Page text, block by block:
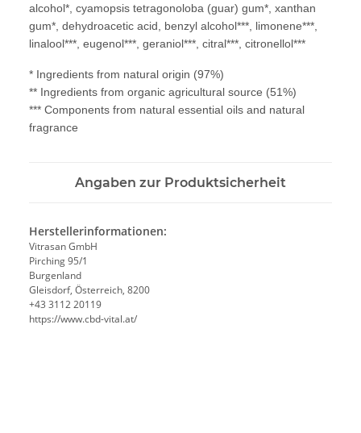
alcohol*, cyamopsis tetragonoloba (guar) gum*, xanthan
gum*, dehydroacetic acid, benzyl alcohol***, limonene***,
linalool***, eugenol***, geraniol***, citral***, citronellol***
* Ingredients from natural origin (97%)
** Ingredients from organic agricultural source (51%)
*** Components from natural essential oils and natural
fragrance
Angaben zur Produktsicherheit
Herstellerinformationen:
Vitrasan GmbH
Pirching 95/1
Burgenland
Gleisdorf, Österreich, 8200
+43 3112 20119
https://www.cbd-vital.at/